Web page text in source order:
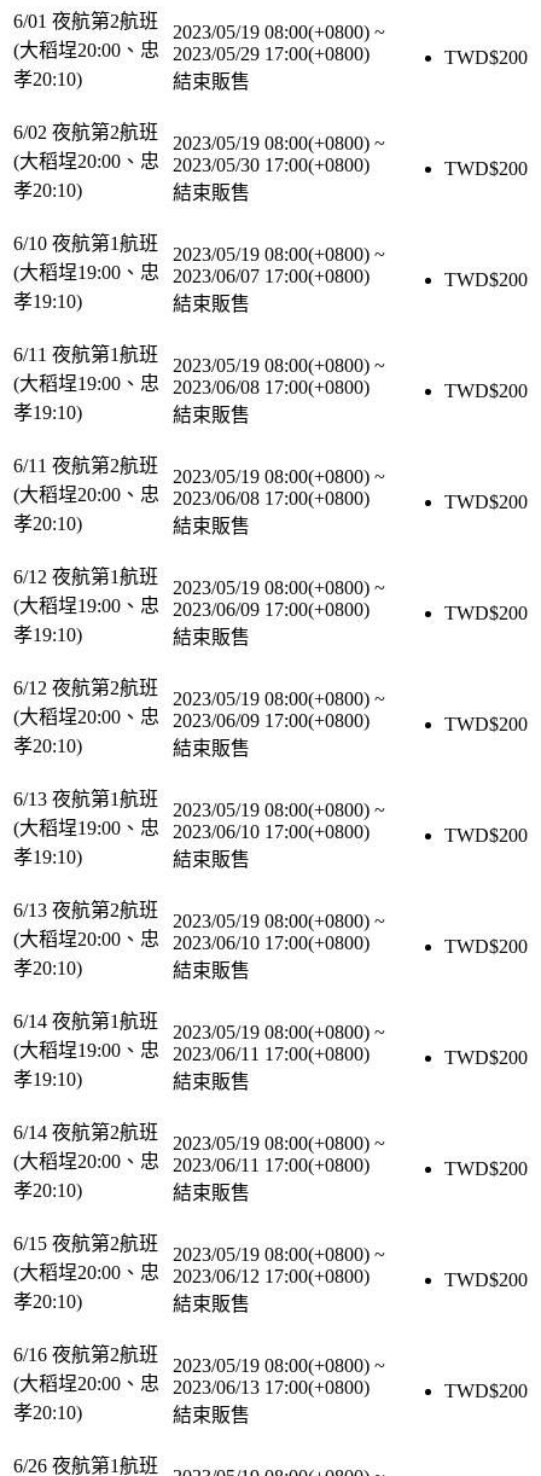
6/01 夜航第2航班
(大稻埕20:00、忠
孝20:10)
2023/05/19 08:00(+0800) ~
2023/05/29 17:00(+0800)
結束販售
TWD$200
6/02 夜航第2航班
(大稻埕20:00、忠
孝20:10)
2023/05/19 08:00(+0800) ~
2023/05/30 17:00(+0800)
結束販售
TWD$200
6/10 夜航第1航班
(大稻埕19:00、忠
孝19:10)
2023/05/19 08:00(+0800) ~
2023/06/07 17:00(+0800)
結束販售
TWD$200
6/11 夜航第1航班
(大稻埕19:00、忠
孝19:10)
2023/05/19 08:00(+0800) ~
2023/06/08 17:00(+0800)
結束販售
TWD$200
6/11 夜航第2航班
(大稻埕20:00、忠
孝20:10)
2023/05/19 08:00(+0800) ~
2023/06/08 17:00(+0800)
結束販售
TWD$200
6/12 夜航第1航班
(大稻埕19:00、忠
孝19:10)
2023/05/19 08:00(+0800) ~
2023/06/09 17:00(+0800)
結束販售
TWD$200
6/12 夜航第2航班
(大稻埕20:00、忠
孝20:10)
2023/05/19 08:00(+0800) ~
2023/06/09 17:00(+0800)
結束販售
TWD$200
6/13 夜航第1航班
(大稻埕19:00、忠
孝19:10)
2023/05/19 08:00(+0800) ~
2023/06/10 17:00(+0800)
結束販售
TWD$200
6/13 夜航第2航班
(大稻埕20:00、忠
孝20:10)
2023/05/19 08:00(+0800) ~
2023/06/10 17:00(+0800)
結束販售
TWD$200
6/14 夜航第1航班
(大稻埕19:00、忠
孝19:10)
2023/05/19 08:00(+0800) ~
2023/06/11 17:00(+0800)
結束販售
TWD$200
6/14 夜航第2航班
(大稻埕20:00、忠
孝20:10)
2023/05/19 08:00(+0800) ~
2023/06/11 17:00(+0800)
結束販售
TWD$200
6/15 夜航第2航班
(大稻埕20:00、忠
孝20:10)
2023/05/19 08:00(+0800) ~
2023/06/12 17:00(+0800)
結束販售
TWD$200
6/16 夜航第2航班
(大稻埕20:00、忠
孝20:10)
2023/05/19 08:00(+0800) ~
2023/06/13 17:00(+0800)
結束販售
TWD$200
6/26 夜航第1航班